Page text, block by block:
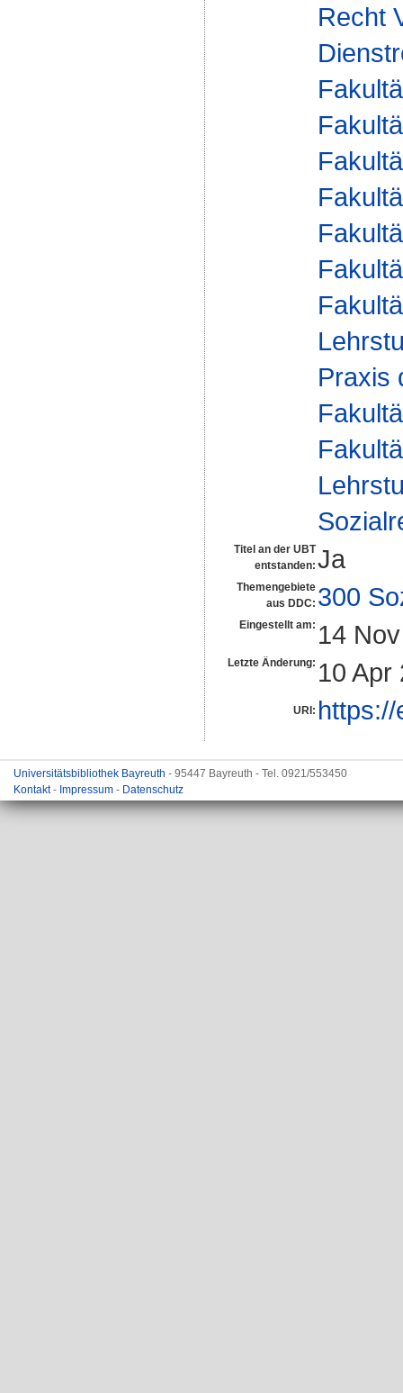
Recht
Praxis
Titel an der UBT
entstanden: Ja
Themengebiete
aus DDC: 300
Eingestellt am: 14
Letzte Änderung: 10 Apr
URI:
Universitätsbibliothek Bayreuth - 95447 Bayreuth - Tel. 0921/553450
Kontakt- Impressum - Datenschutz